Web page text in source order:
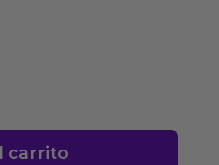
carrito